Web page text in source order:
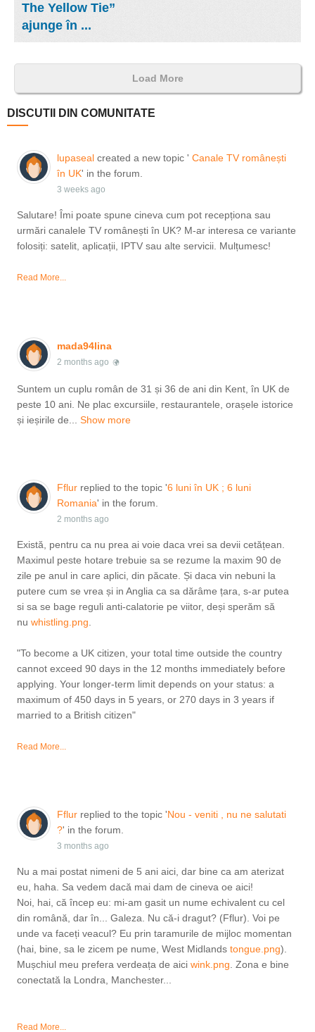
The Yellow Tie”
ajunge în ...
Load More
DISCUTII DIN COMUNITATE
lupasealcreated a new topic ' Canale TV românești
în UK' in the forum.
3 weeks ago
Salutare! Îmi poate spune cineva cum pot recepționa sau
urmări canalele TV românești în UK? M-ar interesa ce variante
folosiți: satelit, aplicații, IPTV sau alte servicii. Mulțumesc!
Read More...
mada94lina
2 months ago
Suntem un cuplu român de 31 și 36 de ani din Kent, în UK de
peste 10 ani. Ne plac excursiile, restaurantele, orașele istorice
și ieșirile de... Show more
Fflurreplied to the topic '6 luni în UK ; 6 luni
Romania' in the forum.
2 months ago
Există, pentru ca nu prea ai voie daca vrei sa devii cetățean.
Maximul peste hotare trebuie sa se rezume la maxim 90 de
zile pe anul in care aplici, din păcate. Și daca vin nebuni la
putere cum se vrea și in Anglia ca sa dărâme țara, s-ar putea
si sa se bage reguli anti-calatorie pe viitor, deși sperăm să
nu whistling.png​​​​​​.
"To become a UK citizen, your total time outside the country
cannot exceed 90 days in the 12 months immediately before
applying. Your longer-term limit depends on your status: a
maximum of 450 days in 5 years, or 270 days in 3 years if
married to a British citizen"
Read More...
Fflurreplied to the topic 'Nou - veniti , nu ne salutati
?' in the forum.
3 months ago
Nu a mai postat nimeni de 5 ani aici, dar bine ca am aterizat
eu, haha. Sa vedem dacă mai dam de cineva oe aici!
Noi, hai, că încep eu: mi-am gasit un nume echivalent cu cel
din română, dar în... Galeza. Nu că-i dragut? (Fflur). Voi pe
unde va faceți veacul? Eu prin taramurile de mijloc momentan
(hai, bine, sa le zicem pe nume, West Midlands tongue.png).
Mușchiul meu prefera verdeața de aici wink.png. Zona e bine
conectată la Londra, Manchester...
Read More...